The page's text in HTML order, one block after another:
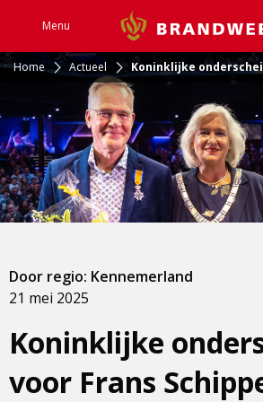
Menu
Home Actueel Koninklijke
Koninklijke
voor Frans
21 mei 2025
Door regio: Kennemerland